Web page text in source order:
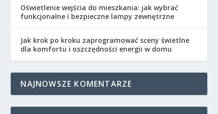
Oświetlenie wejścia do mieszkania: jak wybrać
funkcjonalne i bezpieczne lampy zewnętrzne
Jak krok po kroku zaprogramować sceny świetlne
dla komfortu i oszczędności energii w domu
NAJNOWSZE KOMENTARZE